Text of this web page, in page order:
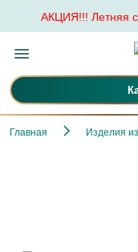
АКЦИЯ!!! Летняя
Главная Изделия